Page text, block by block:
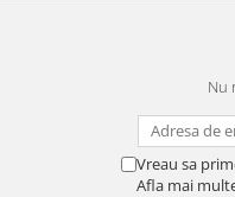
Nu
Vreau sa
Afla mai